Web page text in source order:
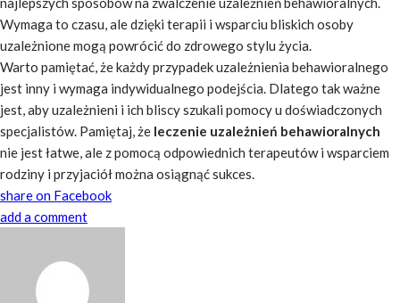
Wymaga to czasu, ale dzięki terapii i wsparciu bliskich osoby
uzależnione mogą powrócić do zdrowego stylu życia.
Warto pamiętać, że każdy przypadek uzależnienia behawioralnego
jest inny i wymaga indywidualnego podejścia. Dlatego tak ważne
jest, aby uzależnieni i ich bliscy szukali pomocy u doświadczonych
specjalistów. Pamiętaj, że leczenie uzależnień behawioralnych
nie jest łatwe, ale z pomocą odpowiednich terapeutów i wsparciem
rodziny i przyjaciół można osiągnąć sukces.
share on Facebook
add a comment